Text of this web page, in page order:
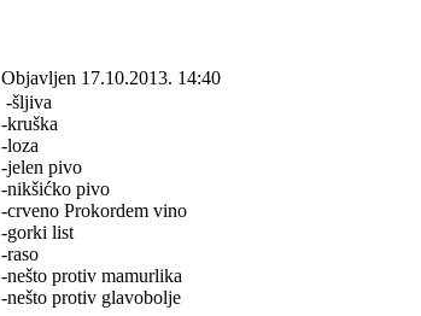
Objavljen 17.10.2013. 14:40
-šljiva
-kruška
-loza
-jelen pivo
-nikšićko pivo
-crveno Prokordem vino
-gorki list
-raso
-nešto protiv mamurlika
-nešto protiv glavobolje